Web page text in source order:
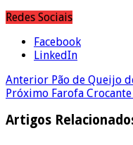
Redes Sociais
Facebook
LinkedIn
Anterior Pão de Queijo
Próximo Farofa
Artigos